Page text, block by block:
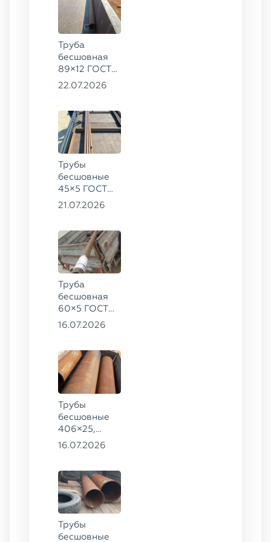
Труба
бесшовная
89×12 ГОСТ
8732-78, ст.
22.07.2026
Трубы
бесшовные
45×5 ГОСТ
8734-75, ст.
21.07.2026
Труба
бесшовная
60×5 ГОСТ
8732-78, ст.
16.07.2026
Трубы
бесшовные
406×25,
325×20,
09Г2С
16.07.2026
Трубы
бесшовные